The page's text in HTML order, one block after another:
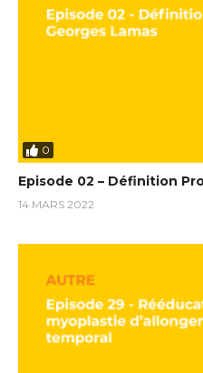
0
Episode 02 – Définition
14 MARS 2022